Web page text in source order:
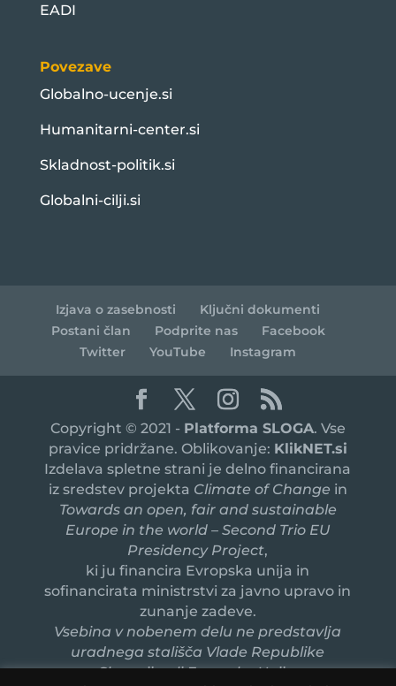
EADI
Povezave
Globalno-ucenje.si
Humanitarni-center.si
Skladnost-politik.si
Globalni-cilji.si
Izjava o zasebnosti
Ključni dokumenti
Postani član
Podprite nas
Facebook
Twitter
YouTube Instagram
Copyright © 2021 - Platforma SLOGA. Vse
pravice pridržane. Oblikovanje: KlikNET.si
Izdelava spletne strani je delno financirana
iz sredstev projekta Climate of Change in
Towards an open, fair and sustainable
Europe in the world – Second Trio EU
Presidency Project,
ki ju financira Evropska unija in
sofinancirata ministrstvi za javno upravo in
zunanje zadeve.
Vsebina v nobenem delu ne predstavlja
uradnega stališča Vlade Republike
Slovenije ali Evropske Unije.